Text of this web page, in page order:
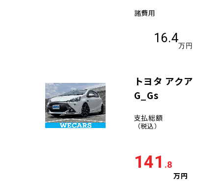
諸費用
16.4
万円
トヨタ アクア
G_Gs
支払総額
（税込）
141 .8
万円